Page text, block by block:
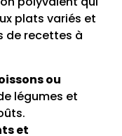
plats variés et
de recettes à
ou
légumes et
et